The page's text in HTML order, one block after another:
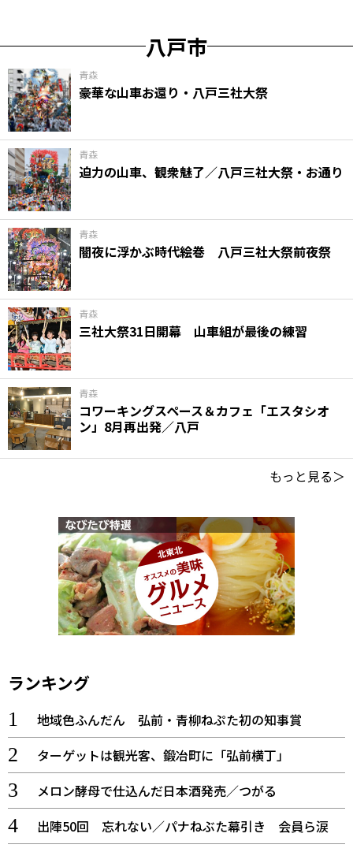
八戸市
青森
豪華な山車お還り・八戸三社大祭
青森
迫力の山車、観衆魅了／八戸三社大祭・お通り
青森
闇夜に浮かぶ時代絵巻 八戸三社大祭前夜祭
青森
三社大祭31日開幕 山車組が最後の練習
青森
コワーキングスペース＆カフェ「エスタシオ
ン」8月再出発／八戸
もっと見る＞
ランキング
地域色ふんだん 弘前・青柳ねぷた初の知事賞
ターゲットは観光客、鍛冶町に「弘前横丁」
メロン酵母で仕込んだ日本酒発売／つがる
出陣50回 忘れない／パナねぶた幕引き 会員ら涙